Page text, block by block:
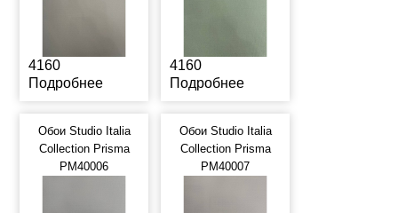
4160
Подробнее
4160
Подробнее
Обои Studio Italia
Collection Prisma
PM40006
Обои Studio Italia
Collection Prisma
PM40007